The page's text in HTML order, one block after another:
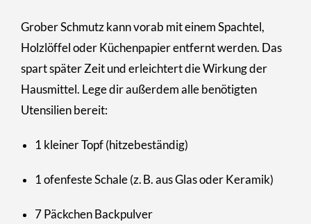
Grober Schmutz kann vorab mit einem Spachtel,
Holzlöffel oder Küchenpapier entfernt werden. Das
spart später Zeit und erleichtert die Wirkung der
Hausmittel. Lege dir außerdem alle benötigten
Utensilien bereit:
1 kleiner Topf (hitzebeständig)
1 ofenfeste Schale (z. B. aus Glas oder Keramik)
7 Päckchen Backpulver